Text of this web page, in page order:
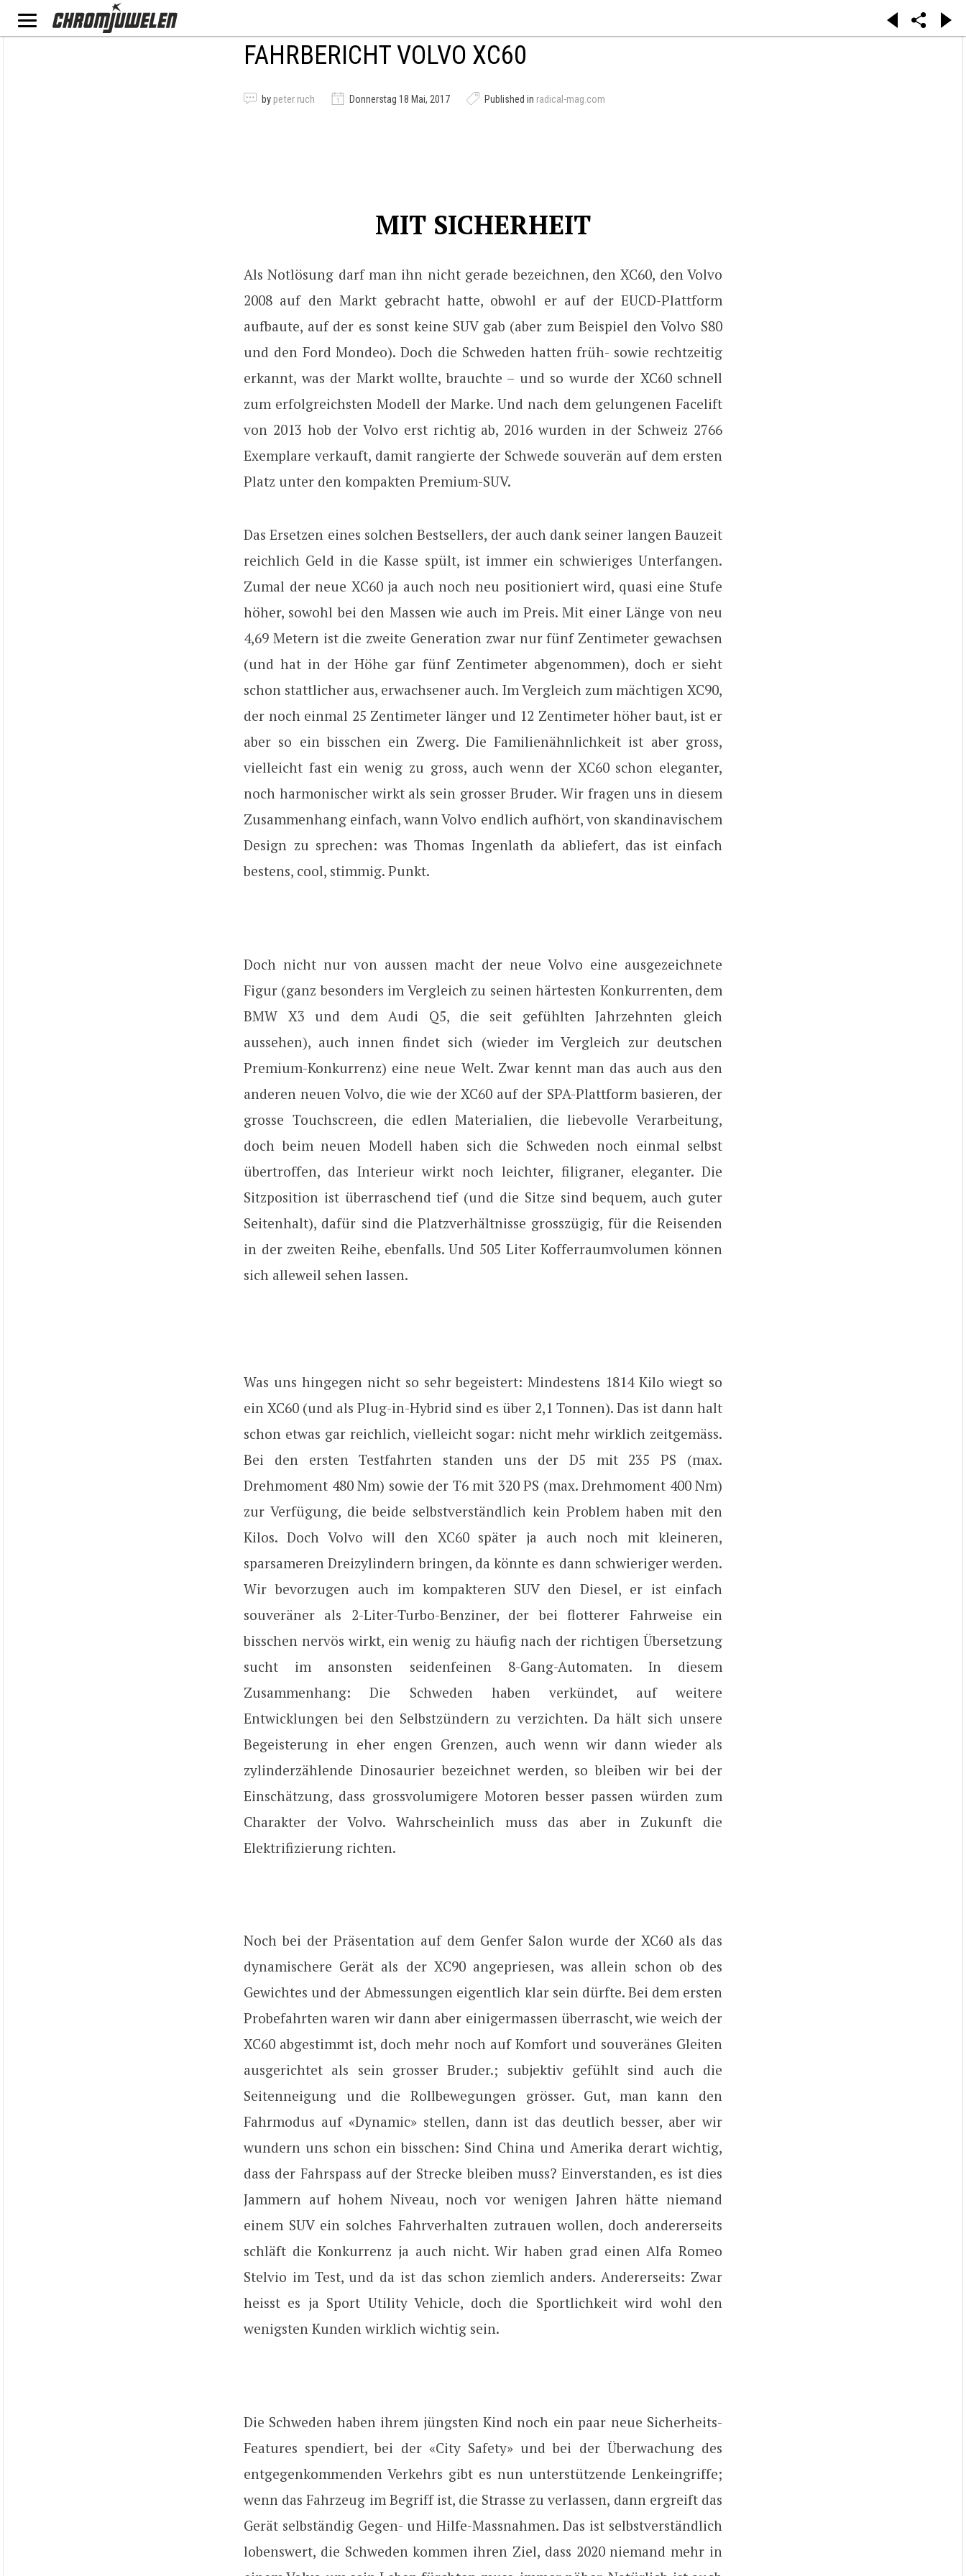
FAHRBERICHT VOLVO XC60
by peter ruch Donnerstag 18 Mai, 2017 Published in radical-mag.com
MIT SICHERHEIT
Als Notlösung darf man ihn nicht gerade bezeichnen, den XC60, den Volvo
2008 auf den Markt gebracht hatte, obwohl er auf der EUCD-Plattform
aufbaute, auf der es sonst keine SUV gab (aber zum Beispiel den Volvo S80
und den Ford Mondeo). Doch die Schweden hatten früh- sowie rechtzeitig
erkannt, was der Markt wollte, brauchte – und so wurde der XC60 schnell
zum erfolgreichsten Modell der Marke. Und nach dem gelungenen Facelift
von 2013 hob der Volvo erst richtig ab, 2016 wurden in der Schweiz 2766
Exemplare verkauft, damit rangierte der Schwede souverän auf dem ersten
Platz unter den kompakten Premium-SUV.
Das Ersetzen eines solchen Bestsellers, der auch dank seiner langen Bauzeit
reichlich Geld in die Kasse spült, ist immer ein schwieriges Unterfangen.
Zumal der neue XC60 ja auch noch neu positioniert wird, quasi eine Stufe
höher, sowohl bei den Massen wie auch im Preis. Mit einer Länge von neu
4,69 Metern ist die zweite Generation zwar nur fünf Zentimeter gewachsen
(und hat in der Höhe gar fünf Zentimeter abgenommen), doch er sieht
schon stattlicher aus, erwachsener auch. Im Vergleich zum mächtigen XC90,
der noch einmal 25 Zentimeter länger und 12 Zentimeter höher baut, ist er
aber so ein bisschen ein Zwerg. Die Familienähnlichkeit ist aber gross,
vielleicht fast ein wenig zu gross, auch wenn der XC60 schon eleganter,
noch harmonischer wirkt als sein grosser Bruder. Wir fragen uns in diesem
Zusammenhang einfach, wann Volvo endlich aufhört, von skandinavischem
Design zu sprechen: was Thomas Ingenlath da abliefert, das ist einfach
bestens, cool, stimmig. Punkt.
Doch nicht nur von aussen macht der neue Volvo eine ausgezeichnete
Figur (ganz besonders im Vergleich zu seinen härtesten Konkurrenten, dem
BMW X3 und dem Audi Q5, die seit gefühlten Jahrzehnten gleich
aussehen), auch innen findet sich (wieder im Vergleich zur deutschen
Premium-Konkurrenz) eine neue Welt. Zwar kennt man das auch aus den
anderen neuen Volvo, die wie der XC60 auf der SPA-Plattform basieren, der
grosse Touchscreen, die edlen Materialien, die liebevolle Verarbeitung,
doch beim neuen Modell haben sich die Schweden noch einmal selbst
übertroffen, das Interieur wirkt noch leichter, filigraner, eleganter. Die
Sitzposition ist überraschend tief (und die Sitze sind bequem, auch guter
Seitenhalt), dafür sind die Platzverhältnisse grosszügig, für die Reisenden
in der zweiten Reihe, ebenfalls. Und 505 Liter Kofferraumvolumen können
sich alleweil sehen lassen.
Was uns hingegen nicht so sehr begeistert: Mindestens 1814 Kilo wiegt so
ein XC60 (und als Plug-in-Hybrid sind es über 2,1 Tonnen). Das ist dann halt
schon etwas gar reichlich, vielleicht sogar: nicht mehr wirklich zeitgemäss.
Bei den ersten Testfahrten standen uns der D5 mit 235 PS (max.
Drehmoment 480 Nm) sowie der T6 mit 320 PS (max. Drehmoment 400 Nm)
zur Verfügung, die beide selbstverständlich kein Problem haben mit den
Kilos. Doch Volvo will den XC60 später ja auch noch mit kleineren,
sparsameren Dreizylindern bringen, da könnte es dann schwieriger werden.
Wir bevorzugen auch im kompakteren SUV den Diesel, er ist einfach
souveräner als 2-Liter-Turbo-Benziner, der bei flotterer Fahrweise ein
bisschen nervös wirkt, ein wenig zu häufig nach der richtigen Übersetzung
sucht im ansonsten seidenfeinen 8-Gang-Automaten. In diesem
Zusammenhang: Die Schweden haben verkündet, auf weitere
Entwicklungen bei den Selbstzündern zu verzichten. Da hält sich unsere
Begeisterung in eher engen Grenzen, auch wenn wir dann wieder als
zylinderzählende Dinosaurier bezeichnet werden, so bleiben wir bei der
Einschätzung, dass grossvolumigere Motoren besser passen würden zum
Charakter der Volvo. Wahrscheinlich muss das aber in Zukunft die
Elektrifizierung richten.
Noch bei der Präsentation auf dem Genfer Salon wurde der XC60 als das
dynamischere Gerät als der XC90 angepriesen, was allein schon ob des
Gewichtes und der Abmessungen eigentlich klar sein dürfte. Bei dem ersten
Probefahrten waren wir dann aber einigermassen überrascht, wie weich der
XC60 abgestimmt ist, doch mehr noch auf Komfort und souveränes Gleiten
ausgerichtet als sein grosser Bruder.; subjektiv gefühlt sind auch die
Seitenneigung und die Rollbewegungen grösser. Gut, man kann den
Fahrmodus auf «Dynamic» stellen, dann ist das deutlich besser, aber wir
wundern uns schon ein bisschen: Sind China und Amerika derart wichtig,
dass der Fahrspass auf der Strecke bleiben muss? Einverstanden, es ist dies
Jammern auf hohem Niveau, noch vor wenigen Jahren hätte niemand
einem SUV ein solches Fahrverhalten zutrauen wollen, doch andererseits
schläft die Konkurrenz ja auch nicht. Wir haben grad einen Alfa Romeo
Stelvio im Test, und da ist das schon ziemlich anders. Andererseits: Zwar
heisst es ja Sport Utility Vehicle, doch die Sportlichkeit wird wohl den
wenigsten Kunden wirklich wichtig sein.
Die Schweden haben ihrem jüngsten Kind noch ein paar neue Sicherheits-
Features spendiert, bei der «City Safety» und bei der Überwachung des
entgegenkommenden Verkehrs gibt es nun unterstützende Lenkeingriffe;
wenn das Fahrzeug im Begriff ist, die Strasse zu verlassen, dann ergreift das
Gerät selbständig Gegen- und Hilfe-Massnahmen. Das ist selbstverständlich
lobenswert, die Schweden kommen ihren Ziel, dass 2020 niemand mehr in